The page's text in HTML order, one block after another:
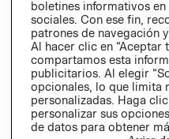
boletines informativos
sociales. Con ese fin,
patrones de navegación
Al hacer clic en “Aceptar
compartamos esta
publicitarios. Al elegir
opcionales, lo que limita
personalizadas. Haga
personalizar sus
de datos para obtener